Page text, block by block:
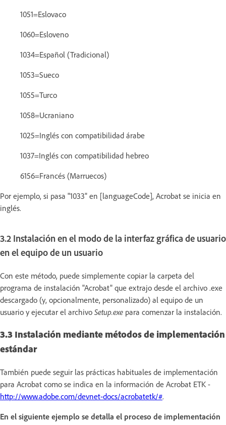
1051=Eslovaco
1060=Esloveno
1034=Español (Tradicional)
1053=Sueco
1055=Turco
1058=Ucraniano
1025=Inglés con compatibilidad árabe
1037=Inglés con compatibilidad hebreo
6156=Francés (Marruecos)
Por ejemplo, si pasa "1033" en [languageCode], Acrobat se inicia en
inglés.
3.2 Instalación en el modo de la interfaz gráfica de usuario
en el equipo de un usuario
Con este método, puede simplemente copiar la carpeta del
programa de instalación "Acrobat" que extrajo desde el archivo .exe
descargado (y, opcionalmente, personalizado) al equipo de un
usuario y ejecutar el archivo Setup.exe para comenzar la instalación.
3.3 Instalación mediante métodos de implementación
estándar
También puede seguir las prácticas habituales de implementación
para Acrobat como se indica en la información de Acrobat ETK -
http://www.adobe.com/devnet-docs/acrobatetk/#.
En el siguiente ejemplo se detalla el proceso de implementación